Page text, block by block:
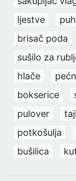
ljestve
brisač poda
sušilo za
hlače
bokserice
pulover
potkošulja
bušilica